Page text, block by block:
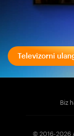
Televizorni
Biz
© 2016-2026